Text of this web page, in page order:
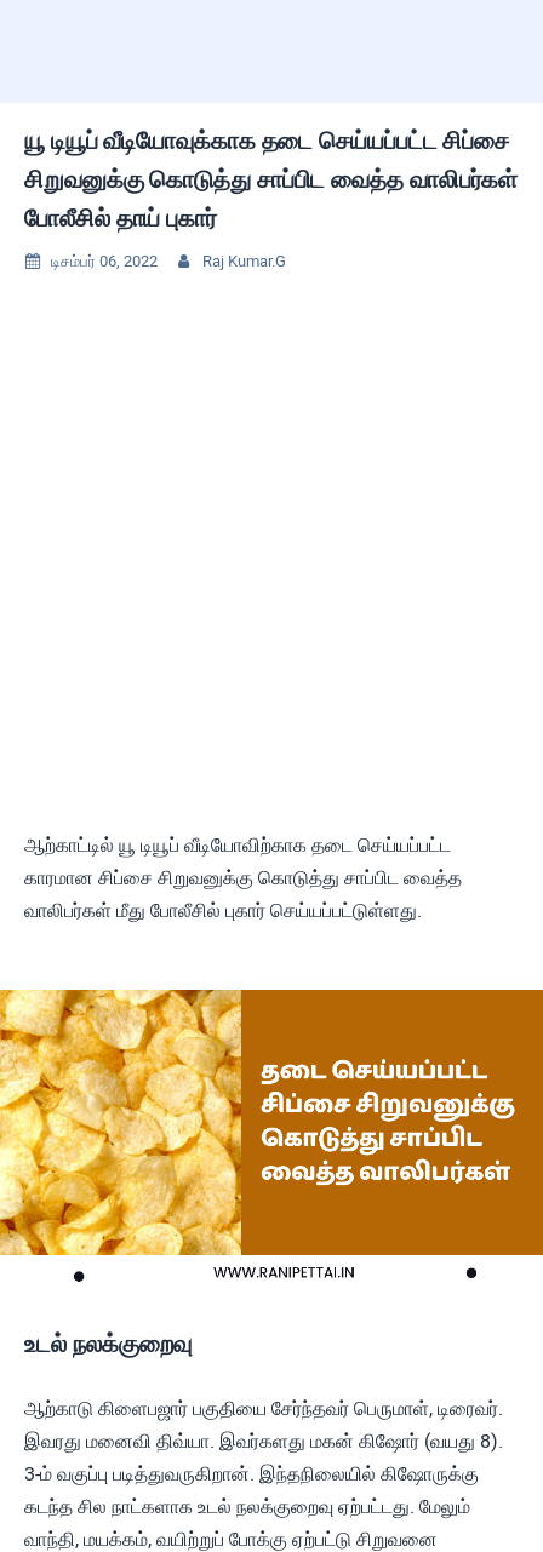
யூ டியூப் வீடியோவுக்காக தடை செய்யப்பட்ட சிப்சை
சிறுவனுக்கு கொடுத்து சாப்பிட வைத்த வாலிபர்கள்
போலீசில் தாய் புகார்
 டிசம்பர் 06, 2022  Raj Kumar.G
ஆற்காட்டில் யூ டியூப் வீடியோவிற்காக தடை செய்யப்பட்ட
காரமான சிப்சை சிறுவனுக்கு கொடுத்து சாப்பிட வைத்த
வாலிபர்கள் மீது போலீசில் புகார் செய்யப்பட்டுள்ளது.
உடல் நலக்குறைவு
ஆற்காடு கிளைபஜார் பகுதியை சேர்ந்தவர் பெருமாள், டிரைவர்.
இவரது மனைவி திவ்யா. இவர்களது மகன் கிஷோர் (வயது 8).
3-ம் வகுப்பு படித்துவருகிறான். இந்தநிலையில் கிஷோருக்கு
கடந்த சில நாட்களாக உடல் நலக்குறைவு ஏற்பட்டது. மேலும்
வாந்தி, மயக்கம், வயிற்றுப் போக்கு ஏற்பட்டு சிறுவனை